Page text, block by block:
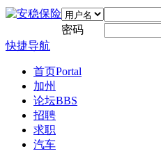
密码
快捷导航
首页Portal
加州
论坛BBS
招聘
求职
汽车